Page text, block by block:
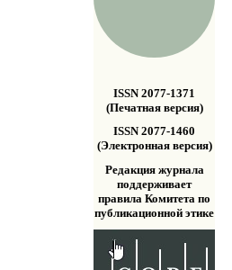
ISSN 2077-1371
(Печатная версия)
ISSN 2077-1460
(Электронная версия)
Редакция журнала
поддерживает
правила Комитета по
публикационной этике